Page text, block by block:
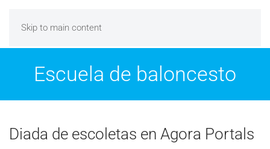
Skip to main content
Escuela de baloncesto
Diada de escoletas en Agora Portals